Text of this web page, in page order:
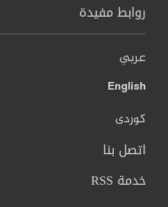
روابط مفيدة
عربي
English
کوردی
اتصل بنا
خدمة RSS